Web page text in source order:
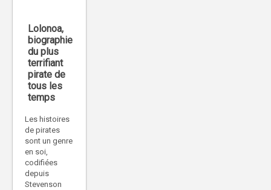
Lolonoa,
biographie
du plus
terrifiant
pirate de
tous les
temps
Les histoires
de pirates
sont un genre
en soi,
codifiées
depuis
Stevenson